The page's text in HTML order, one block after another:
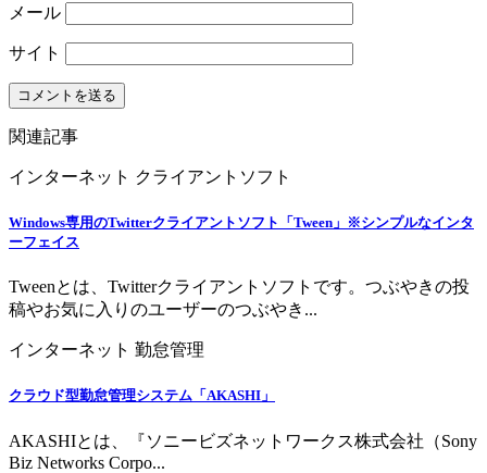
メール
サイト
関連記事
インターネット クライアントソフト
Windows専用のTwitterクライアントソフト「Tween」※シンプルなインタ
ーフェイス
Tweenとは、Twitterクライアントソフトです。つぶやきの投
稿やお気に入りのユーザーのつぶやき...
インターネット 勤怠管理
クラウド型勤怠管理システム「AKASHI」
AKASHIとは、『ソニービズネットワークス株式会社（Sony
Biz Networks Corpo...